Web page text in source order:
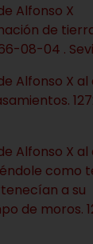
Alfonso X
de
08-04 .
Alfonso X al
Alfonso X al
como
a su
de moros.